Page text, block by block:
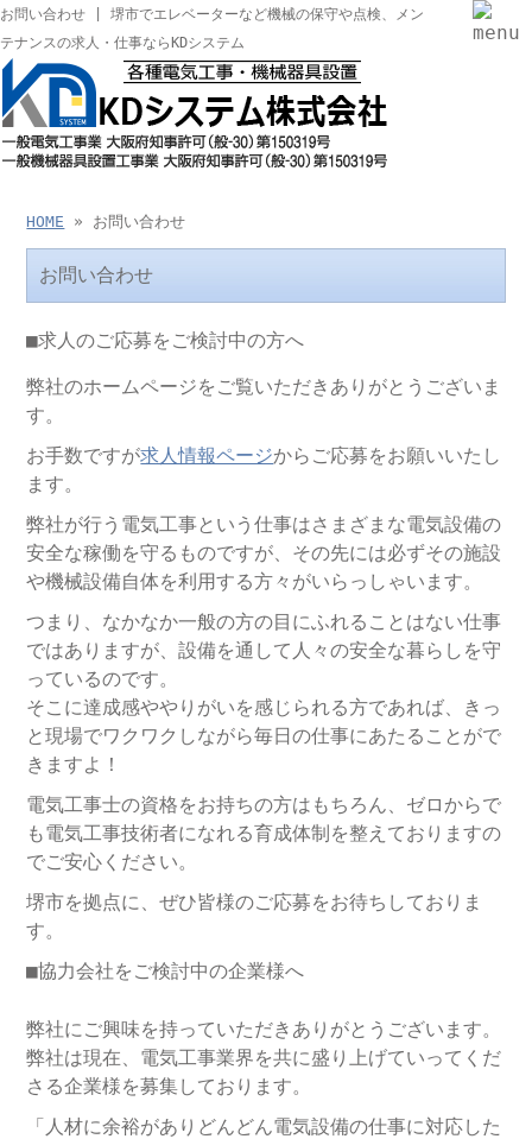
お問い合わせ | 堺市でエレベーターなど機械の保守や点検、メン
テナンスの求人・仕事ならKDシステム
HOME » お問い合わせ
お問い合わせ
■求人のご応募をご検討中の方へ
弊社のホームページをご覧いただきありがとうございま
す。
お手数ですが求人情報ページからご応募をお願いいたし
ます。
弊社が行う電気工事という仕事はさまざまな電気設備の
安全な稼働を守るものですが、その先には必ずその施設
や機械設備自体を利用する方々がいらっしゃいます。
つまり、なかなか一般の方の目にふれることはない仕事
ではありますが、設備を通して人々の安全な暮らしを守
っているのです。
そこに達成感ややりがいを感じられる方であれば、きっ
と現場でワクワクしながら毎日の仕事にあたることがで
きますよ！
電気工事士の資格をお持ちの方はもちろん、ゼロからで
も電気工事技術者になれる育成体制を整えておりますの
でご安心ください。
堺市を拠点に、ぜひ皆様のご応募をお待ちしておりま
す。
■協力会社をご検討中の企業様へ
弊社にご興味を持っていただきありがとうございます。
弊社は現在、電気工事業界を共に盛り上げていってくだ
さる企業様を募集しております。
「人材に余裕がありどんどん電気設備の仕事に対応した